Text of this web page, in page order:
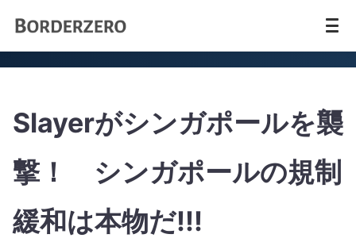
Slayerがシンガポールを襲
撃！ シンガポールの規制
緩和は本物だ!!!